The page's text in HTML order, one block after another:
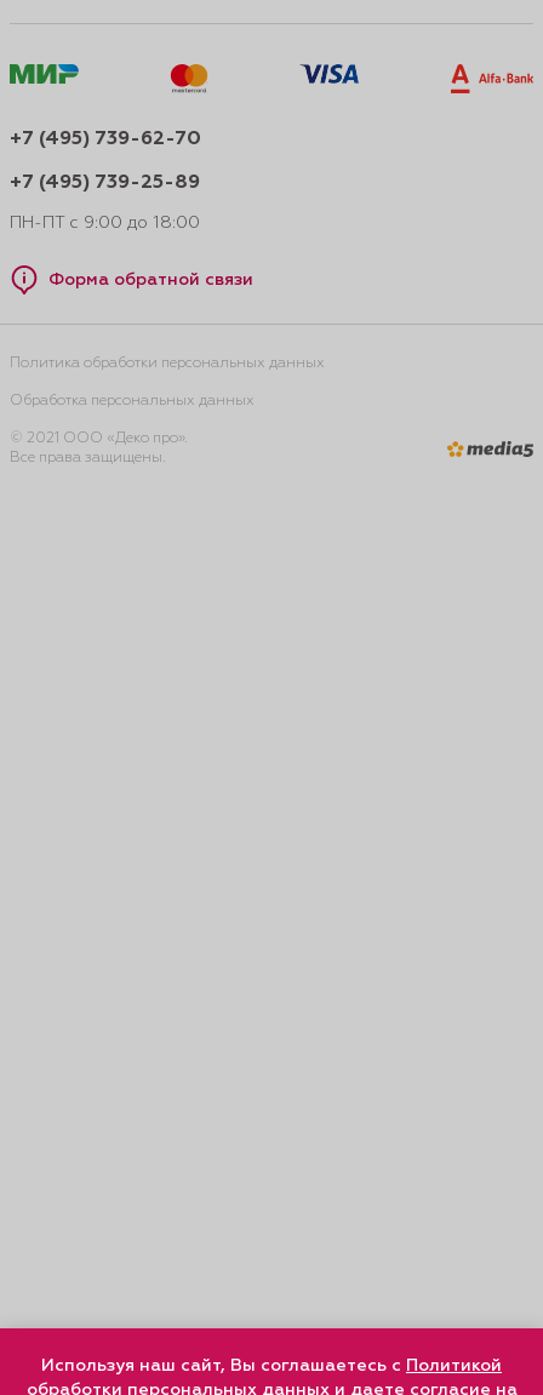
+7 (495) 739-62-70
+7 (495) 739-25-89
ПН-ПТ с 9:00 до 18:00
Форма обратной связи
Политика обработки персональных данных
Обработка персональных данных
© 2021 ООО «Деко про».
Все права защищены.
Используя наш сайт, Вы соглашаетесь с Политикой
обработки персональных данныхи даете согласие на